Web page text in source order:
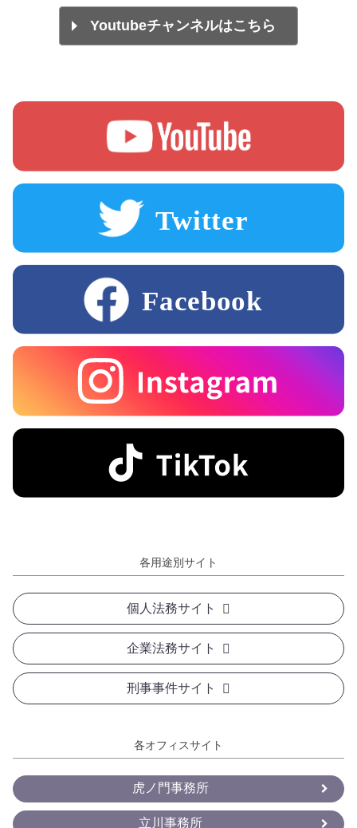
Youtubeチャンネルはこちら
各用途別サイト
個人法務サイト
企業法務サイト
刑事事件サイト
各オフィスサイト
虎ノ門事務所
立川事務所